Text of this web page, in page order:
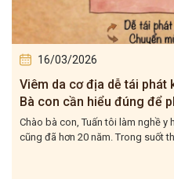
16/03/2026
Viêm da cơ địa tái đi tái lại
đúng để điều trị cho dứt
Chào bà con, Viêm da cơ địa tái
Tuấn tôi gặp rất nhiều trong quá